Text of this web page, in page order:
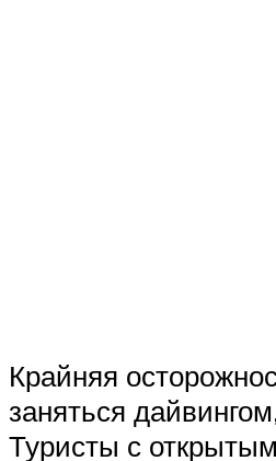
Крайняя
заняться
Туристы с